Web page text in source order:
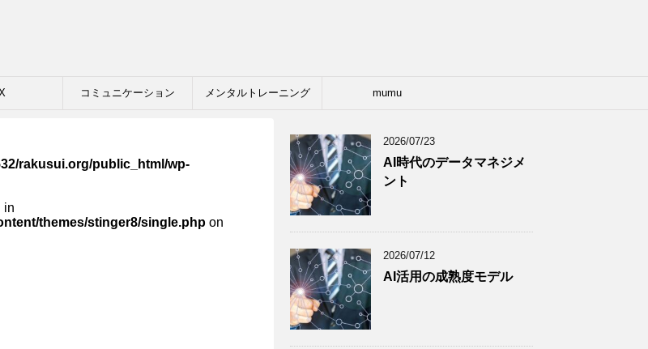
コミュニケーション メンタルトレーニング mumu
rakusui.org/public_html/wp-
in
themes/stinger8/single.php on
2026/07/23
AI時代のデータマネジメ
ント
2026/07/12
AI活用の成熟度モデル